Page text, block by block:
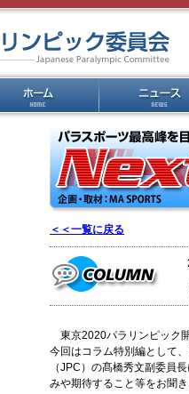
＜＜一覧に戻る
東京2020パラリンピック
今回はコラム特別編として
（JPC）の髙橋秀文副委員
みや期待すること等をお聞き